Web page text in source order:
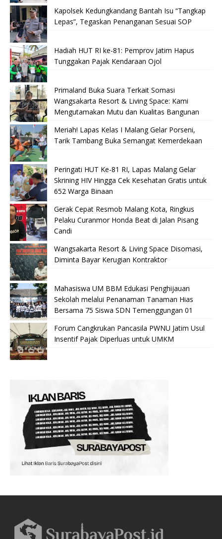
Kapolsek Kedungkandang Bantah Isu “Tangkap
Lepas”, Tegaskan Penanganan Sesuai SOP
Hadiah HUT RI ke-81: Pemprov Jatim Hapus
Tunggakan Pajak Kendaraan Ojol
Primaland Buka Suara Terkait Somasi
Wangsakarta Resort & Living Space: Kami
Mengutamakan Mutu dan Kualitas Bangunan
Meriah! Lapas Kelas I Malang Gelar Porseni,
Tarik Tambang Buka Semangat Kemerdekaan
Peringati HUT Ke-81 RI, Lapas Malang Gelar
Skrining HIV Hingga Cek Kesehatan Gratis untuk
652 Warga Binaan
Gerak Cepat Resmob Malang Kota, Ringkus
Pelaku Curanmor Honda Beat di Jalan Pisang
Candi
Wangsakarta Resort & Living Space Disomasi,
Diminta Bayar Kerugian Kontraktor
Mahasiswa UM BBM Edukasi Penghijauan
Sekolah melalui Penanaman Tanaman Hias
Bersama 75 Siswa SDN Temenggungan 01
Forum Cangkrukan Pancasila PWNU Jatim Usul
Insentif Pajak Diperluas untuk UMKM